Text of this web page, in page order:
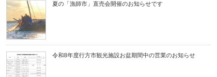
夏の「漁師市」直売会開催のお知らせです
令和8年度行方市観光施設お盆期間中の営業のお知らせ